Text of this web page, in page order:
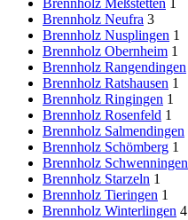
Brennholz Meßstetten 1
Brennholz Neufra 3
Brennholz Nusplingen 1
Brennholz Obernheim 1
Brennholz Rangendingen
Brennholz Ratshausen 1
Brennholz Ringingen 1
Brennholz Rosenfeld 1
Brennholz Salmendingen
Brennholz Schömberg 1
Brennholz Schwenningen
Brennholz Starzeln 1
Brennholz Tieringen 1
Brennholz Winterlingen 4